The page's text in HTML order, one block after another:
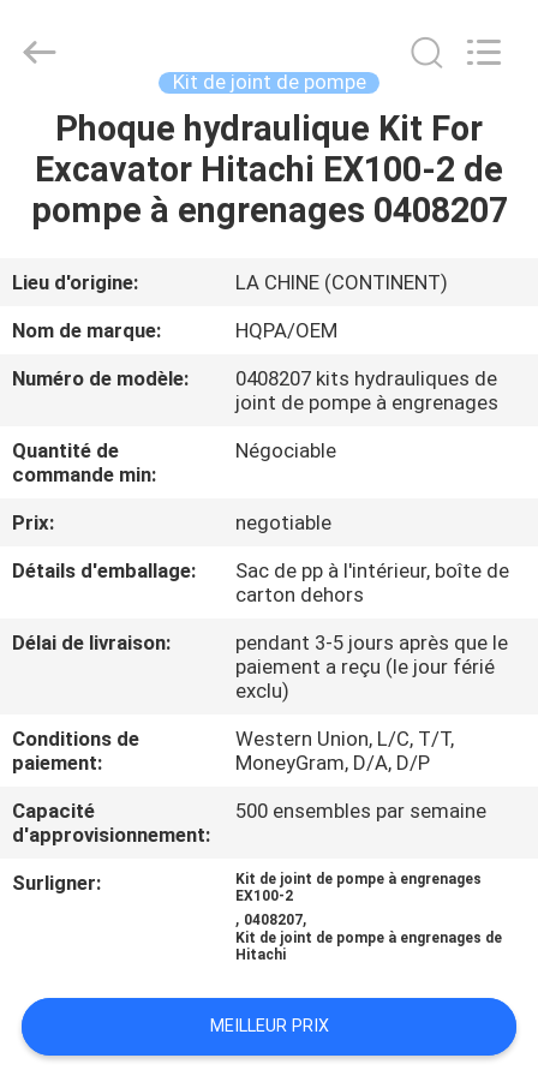
MAISON
PRODUITS
AU
SUJET
DE
VISITE
D'USINE
DE
PLAN
DU
SITE
Management
Services
Kit de joint de pompe
Phoque hydraulique Kit For
Excavator Hitachi EX100-2 de
pompe à engrenages 0408207
Lieu d'origine:
LA CHINE (CONTINENT)
Nom de marque:
HQPA/OEM
Numéro de modèle:
0408207 kits hydrauliques de
joint de pompe à engrenages
Quantité de
commande min:
Négociable
Prix:
negotiable
Détails d'emballage:
Sac de pp à l'intérieur, boîte de
carton dehors
Délai de livraison:
pendant 3-5 jours après que le
paiement a reçu (le jour férié
exclu)
Conditions de
paiement:
Western Union, L/C, T/T,
MoneyGram, D/A, D/P
Capacité
d'approvisionnement:
500 ensembles par semaine
Surligner:
Kit de joint de pompe à engrenages
EX100-2
, 0408207,
Kit de joint de pompe à engrenages de
Hitachi
MEILLEUR PRIX